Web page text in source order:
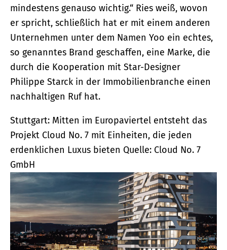
mindestens genauso wichtig.“ Ries weiß, wovon
er spricht, schließlich hat er mit einem anderen
Unternehmen unter dem Namen Yoo ein echtes,
so genanntes Brand geschaffen, eine Marke, die
durch die Kooperation mit Star-Designer
Philippe Starck in der Immobilienbranche einen
nachhaltigen Ruf hat.
Stuttgart: Mitten im Europaviertel entsteht das
Projekt Cloud No. 7 mit Einheiten, die jeden
erdenklichen Luxus bieten Quelle: Cloud No. 7
GmbH